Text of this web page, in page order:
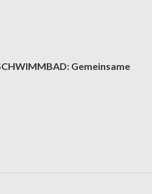
Gemeinsame